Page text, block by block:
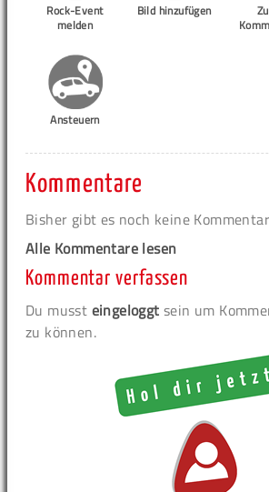
Rock-Event
melden
Bild hinzufügen
Ansteuern
Kommentare
Bisher gibt es noch keine
Alle Kommentare lesen
Kommentar verfassen
Du musst eingeloggt sein um
zu können.